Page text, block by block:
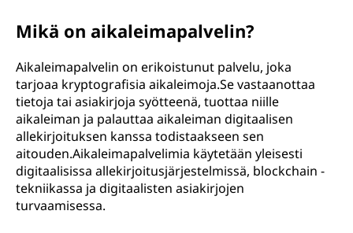
Mikä on aikaleimapalvelin?
Aikaleimapalvelin on erikoistunut palvelu, joka
tarjoaa kryptografisia aikaleimoja.Se vastaanottaa
tietoja tai asiakirjoja syötteenä, tuottaa niille
aikaleiman ja palauttaa aikaleiman digitaalisen
allekirjoituksen kanssa todistaakseen sen
aitouden.Aikaleimapalvelimia käytetään yleisesti
digitaalisissa allekirjoitusjärjestelmissä, blockchain -
tekniikassa ja digitaalisten asiakirjojen
turvaamisessa.